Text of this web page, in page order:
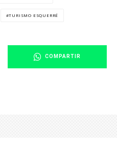
TURISMO ESQUERRÉ
COMPARTIR